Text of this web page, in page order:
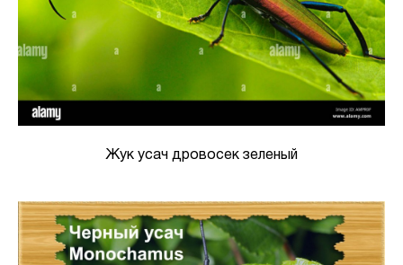
Жук усач дровосек зеленый